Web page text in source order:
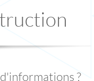
?